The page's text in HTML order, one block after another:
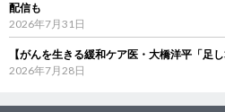
配信も
2026年7月31日
【がんを生きる緩和ケア医・大橋洋平「足
2026年7月28日